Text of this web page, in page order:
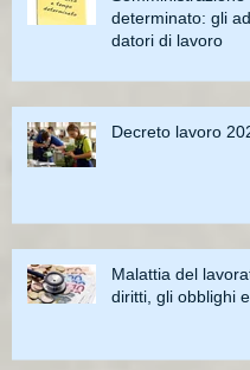
determinato: gli
datori di lavoro
Decreto lavoro
Malattia del
diritti, gli obblighi